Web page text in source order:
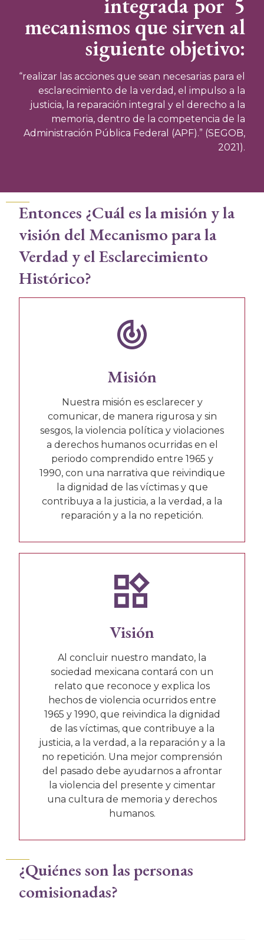
mecanismos que sirven al
siguiente objetivo:
“realizar las acciones que sean necesarias para el
esclarecimiento de la verdad, el impulso a la
justicia, la reparación integral y el derecho a la
memoria, dentro de la competencia de la
Administración Pública Federal (APF).” (SEGOB,
2021).
Entonces ¿Cuál es la misión y la
visión del Mecanismo para la
Verdad y el Esclarecimiento
Histórico?
Misión
Nuestra misión es esclarecer y
comunicar, de manera rigurosa y sin
sesgos, la violencia política y violaciones
a derechos humanos ocurridas en el
periodo comprendido entre 1965 y
1990, con una narrativa que reivindique
la dignidad de las víctimas y que
contribuya a la justicia, a la verdad, a la
reparación y a la no repetición.
Visión
Al concluir nuestro mandato, la
sociedad mexicana contará con un
relato que reconoce y explica los
hechos de violencia ocurridos entre
1965 y 1990, que reivindica la dignidad
de las víctimas, que contribuye a la
justicia, a la verdad, a la reparación y a la
no repetición. Una mejor comprensión
del pasado debe ayudarnos a afrontar
la violencia del presente y cimentar
una cultura de memoria y derechos
humanos.
¿Quiénes son las personas
comisionadas?